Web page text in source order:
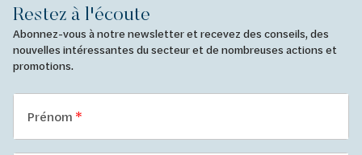
Restez à l'écoute
Abonnez-vous à notre newsletter et recevez des conseils, des
nouvelles intéressantes du secteur et de nombreuses actions et
promotions.
Prénom